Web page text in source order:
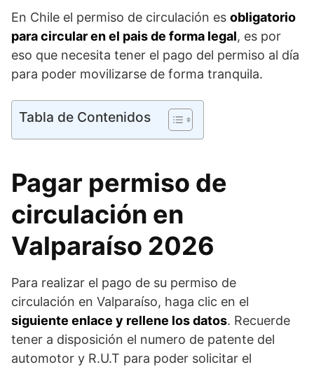
En Chile el permiso de circulación es obligatorio
para circular en el pais de forma legal, es por
eso que necesita tener el pago del permiso al día
para poder movilizarse de forma tranquila.
Tabla de Contenidos
Pagar permiso de
circulación en
Valparaíso 2026
Para realizar el pago de su permiso de
circulación en Valparaíso, haga clic en el
siguiente enlace y rellene los datos. Recuerde
tener a disposición el numero de patente del
automotor y R.U.T para poder solicitar el